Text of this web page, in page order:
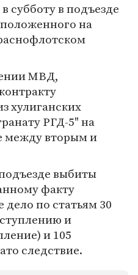
субботу в подъезде
на
МВД,
хулиганских
РГД-5" на
между вторым и
выбиты
факту
по статьям 30
и
и 105
следствие.